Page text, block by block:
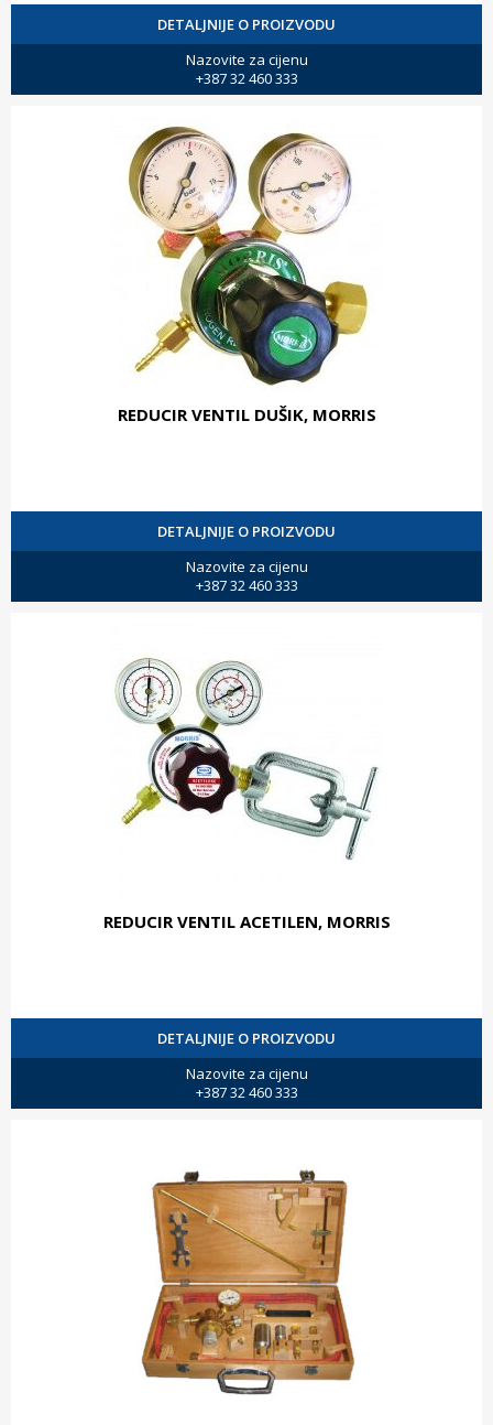
DETALJNIJE O PROIZVODU
Nazovite za cijenu
+387 32 460 333
REDUCIR VENTIL DUŠIK, MORRIS
DETALJNIJE O PROIZVODU
Nazovite za cijenu
+387 32 460 333
REDUCIR VENTIL ACETILEN, MORRIS
DETALJNIJE O PROIZVODU
Nazovite za cijenu
+387 32 460 333